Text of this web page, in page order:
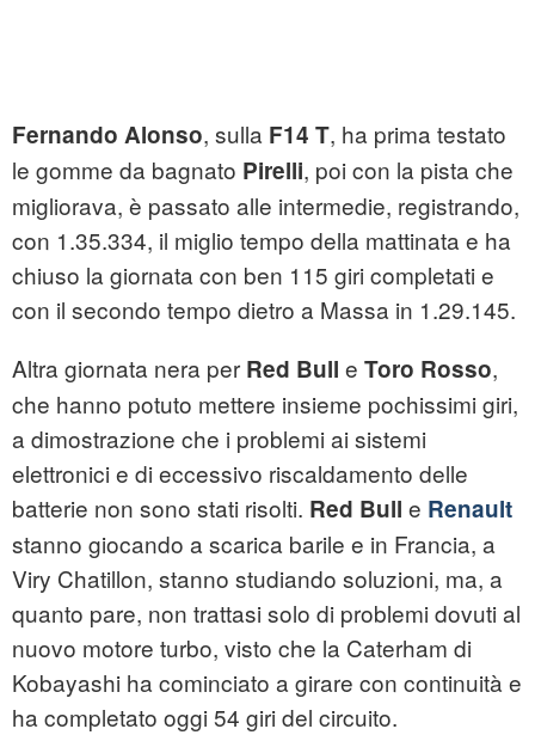
Fernando Alonso, sulla F14 T, ha prima testato
le gomme da bagnato Pirelli, poi con la pista che
migliorava, è passato alle intermedie, registrando,
con 1.35.334, il miglio tempo della mattinata e ha
chiuso la giornata con ben 115 giri completati e
con il secondo tempo dietro a Massa in 1.29.145.
Altra giornata nera per Red Bull e Toro Rosso,
che hanno potuto mettere insieme pochissimi giri,
a dimostrazione che i problemi ai sistemi
elettronici e di eccessivo riscaldamento delle
batterie non sono stati risolti. Red Bull e Renault
stanno giocando a scarica barile e in Francia, a
Viry Chatillon, stanno studiando soluzioni, ma, a
quanto pare, non trattasi solo di problemi dovuti al
nuovo motore turbo, visto che la Caterham di
Kobayashi ha cominciato a girare con continuità e
ha completato oggi 54 giri del circuito.